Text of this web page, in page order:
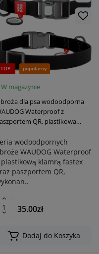
TOP popularny
W magazynie
dla psa wodoodporna
Waterproof z
QR, plastikowa
wodoodpornych
WAUDOG Waterproof
klamrą fastex
paszportem QR,
35.00zł
Dodaj do Koszyka